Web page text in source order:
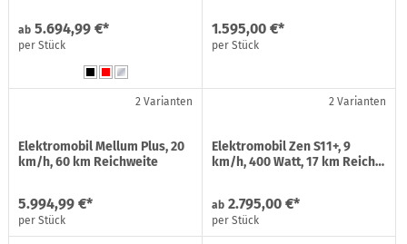
ab 5.694,99 €*
per Stück
1.595,00 €*
per Stück
2 Varianten
Elektromobil Mellum Plus, 20
km/h, 60 km Reichweite
5.994,99 €*
per Stück
2 Varianten
Elektromobil Zen S11+, 9
km/h, 400 Watt, 17 km Reich…
ab 2.795,00 €*
per Stück